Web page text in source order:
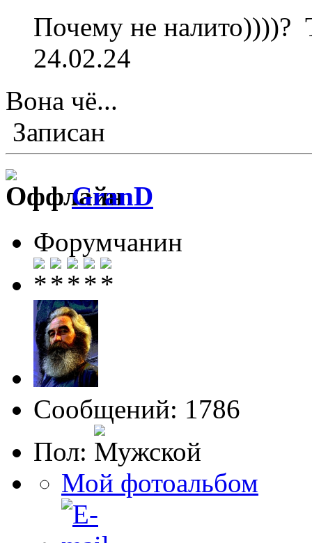
Почему не налито))))?
24.02.24
Вона чё...
Записан
GranD
Форумчанин
Сообщений: 1786
Пол:
Мой фотоальбом